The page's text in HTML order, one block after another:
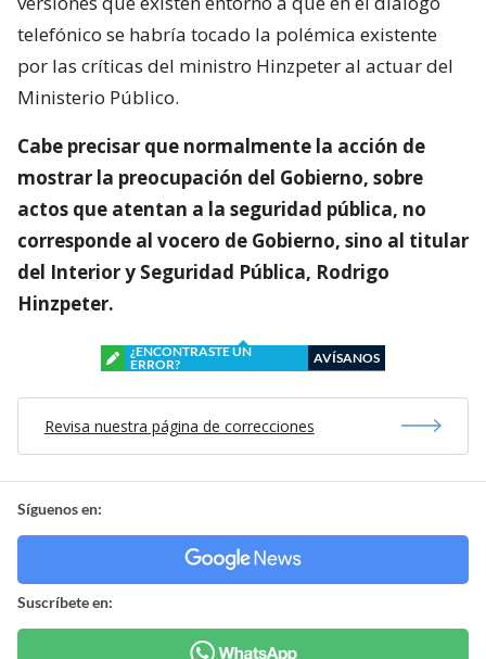
telefónico se habría tocado la polémica existente
por las críticas del ministro Hinzpeter al actuar del
Ministerio Público.
Cabe precisar que normalmente la acción de
mostrar la preocupación del Gobierno, sobre
actos que atentan a la seguridad pública, no
corresponde al vocero de Gobierno, sino al titular
del Interior y Seguridad Pública, Rodrigo
Hinzpeter.
¿ENCONTRASTE UN
ERROR?
AVÍSANOS
Revisa nuestra página de correcciones
Síguenos en:
Suscríbete en: